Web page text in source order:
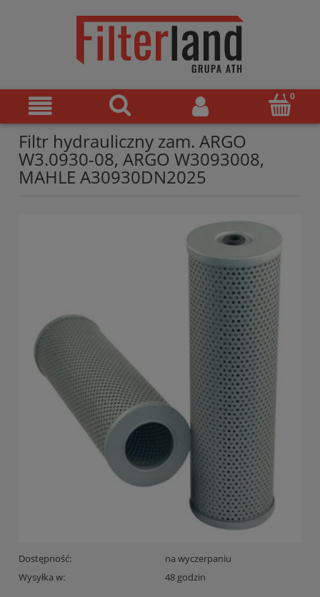
Filtr hydrauliczny zam. ARGO
W3.0930-08, ARGO W3093008,
MAHLE A30930DN2025
Dostępność:
na wyczerpaniu
Wysyłka w:
48 godzin